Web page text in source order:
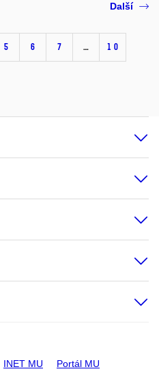
5 6 7 … 10
Další
INET MU Portál MU